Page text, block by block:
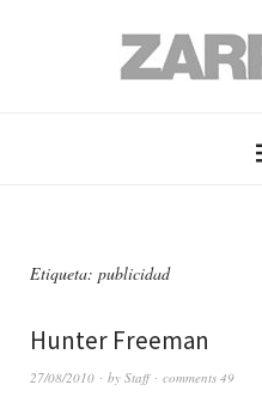
Etiqueta: publicidad
Hunter Freeman
27/08/2010 by Staff comments 49